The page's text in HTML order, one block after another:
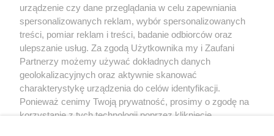
urządzenie czy dane przeglądania w celu zapewniania
spersonalizowanych reklam, wybór spersonalizowanych
treści, pomiar reklam i treści, badanie odbiorców oraz
ulepszanie usług. Za zgodą Użytkownika my i Zaufani
Partnerzy możemy używać dokładnych danych
geolokalizacyjnych oraz aktywnie skanować
charakterystykę urządzenia do celów identyfikacji.
Ponieważ cenimy Twoją prywatność, prosimy o zgodę na
korzystanie z tych technologii poprzez kliknięcie